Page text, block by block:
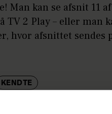
Man kan se afsnit 11
2 Play – eller man
hvor afsnittet sendes
KENDTE